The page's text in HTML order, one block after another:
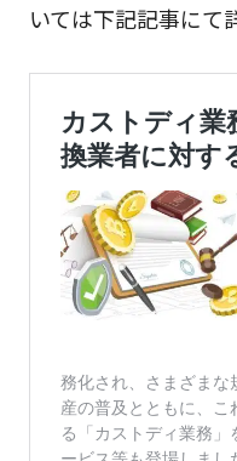
いては下記記事にて